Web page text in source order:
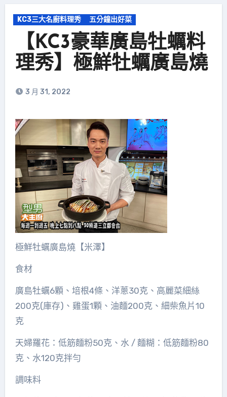
KC3三大名廚料理秀 五分鐘出好菜
【KC3豪華廣島牡蠣料
理秀】極鮮牡蠣廣島燒
3 月 31, 2022
極鮮牡蠣廣島燒【米澤】
食材
廣島牡蠣6顆、培根4條、洋蔥30克、高麗菜細絲
200克(庫存)、雞蛋1顆、油麵200克、細柴魚片10
克
天婦羅花：低筋麵粉50克、水 / 麵糊：低筋麵粉80
克、水120克拌勻
調味料